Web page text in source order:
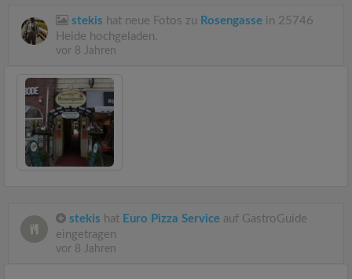
stekis hat neue Fotos zu Rosengasse in 25746
Heide hochgeladen.
vor 8 Jahren
stekis hat Euro Pizza Service auf GastroGuide
eingetragen
vor 8 Jahren